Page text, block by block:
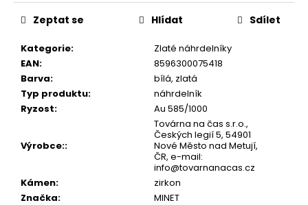
Kategorie:
Zlaté náhrdelníky
EAN:
8596300075418
Barva:
bílá, zlatá
Typ produktu:
náhrdelník
Ryzost: Au 585/1000
Výrobce::
Továrna na čas s.r.o.,
Českých legií 5, 54901
Nové Město nad Metují,
ČR, e-mail:
info@tovarnanacas.cz
Kámen:
zirkon
Značka:
MINET
Zeptat se Hlídat Sdílet
u
č
u
e
m